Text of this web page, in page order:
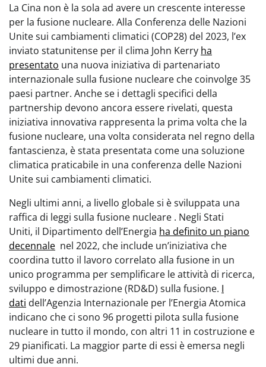
La Cina non è la sola ad avere un crescente interesse
per la fusione nucleare. Alla Conferenza delle Nazioni
Unite sui cambiamenti climatici (COP28) del 2023, l’ex
inviato statunitense per il clima John Kerry ha
presentato una nuova iniziativa di partenariato
internazionale sulla fusione nucleare che coinvolge 35
paesi partner. Anche se i dettagli specifici della
partnership devono ancora essere rivelati, questa
iniziativa innovativa rappresenta la prima volta che la
fusione nucleare, una volta considerata nel regno della
fantascienza, è stata presentata come una soluzione
climatica praticabile in una conferenza delle Nazioni
Unite sui cambiamenti climatici.
Negli ultimi anni, a livello globale si è sviluppata una
raffica di leggi sulla fusione nucleare . Negli Stati
Uniti, il Dipartimento dell’Energia ha definito un piano
decennale nel 2022, che include un’iniziativa che
coordina tutto il lavoro correlato alla fusione in un
unico programma per semplificare le attività di ricerca,
sviluppo e dimostrazione (RD&D) sulla fusione. I
dati dell’Agenzia Internazionale per l’Energia Atomica
indicano che ci sono 96 progetti pilota sulla fusione
nucleare in tutto il mondo, con altri 11 in costruzione e
29 pianificati. La maggior parte di essi è emersa negli
ultimi due anni.